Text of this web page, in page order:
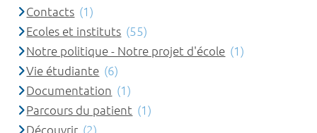
Contacts (1)
Ecoles et instituts (55)
Notre politique - Notre projet d'école (1)
Vie étudiante (6)
Documentation (1)
Parcours du patient (1)
Découvrir (2)